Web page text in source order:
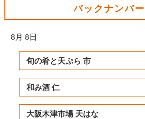
バックナンバー
8月 8日
旬の肴と天ぷら 市
和み酒 仁
大阪木津市場 天はな